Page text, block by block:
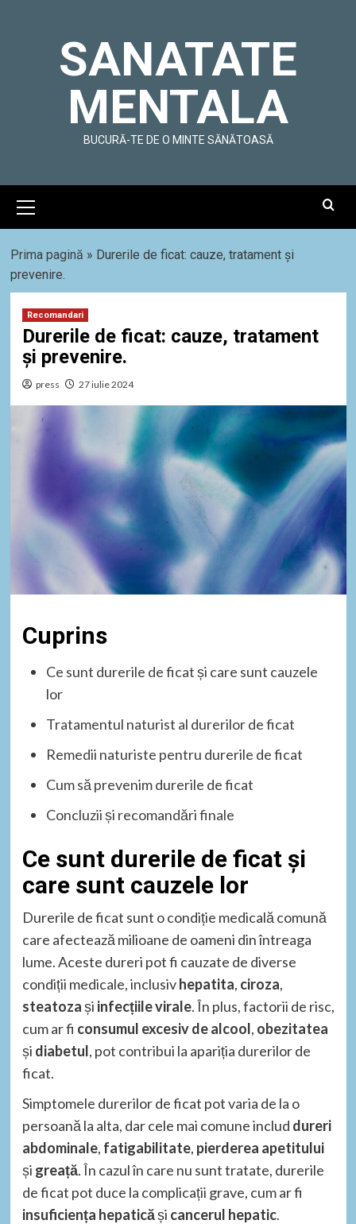
SANATATE
MENTALA
BUCURĂ-TE DE O MINTE SĂNĂTOASĂ
Menu
Prima pagină » Durerile de ficat: cauze, tratament și
prevenire.
Recomandari
Durerile de ficat: cauze, tratament
și prevenire.
press 27 iulie 2024
Cuprins
Ce sunt durerile de ficat și care sunt cauzele
lor
Tratamentul naturist al durerilor de ficat
Remedii naturiste pentru durerile de ficat
Cum să prevenim durerile de ficat
Concluzii și recomandări finale
Ce sunt durerile de ficat și
care sunt cauzele lor
Durerile de ficat sunt o condiție medicală comună
care afectează milioane de oameni din întreaga
lume. Aceste dureri pot fi cauzate de diverse
condiții medicale, inclusivhepatita, ciroza,
steatozași infecțiile virale. În plus, factorii de risc,
cum ar fi consumul excesiv de alcool, obezitatea
și diabetul, pot contribui la apariția durerilor de
ficat.
Simptomele durerilor de ficat pot varia de la o
persoană la alta, dar cele mai comune includ dureri
abdominale, fatigabilitate, pierderea apetitului
și greață. În cazul în care nu sunt tratate, durerile
de ficat pot duce la complicații grave, cum ar fi
insuficiența hepaticăși cancerul hepatic.